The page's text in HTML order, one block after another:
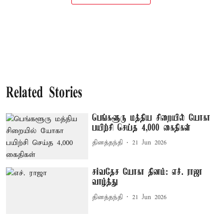
Related Stories
பெங்களூரு மத்திய சிறையில் யோகா
பயிற்சி செய்த 4,000 கைதிகள்
தினத்தந்தி 21 Jun 2026
சர்வதேச யோகா தினம்: எச். ராஜா
வாழ்த்து
தினத்தந்தி 21 Jun 2026